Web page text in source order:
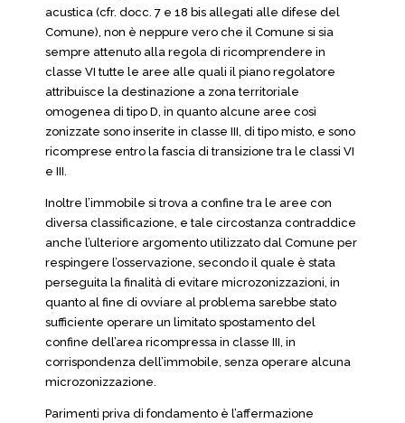
acustica (cfr. docc. 7 e 18 bis allegati alle difese del
Comune), non è neppure vero che il Comune si sia
sempre attenuto alla regola di ricomprendere in
classe VI tutte le aree alle quali il piano regolatore
attribuisce la destinazione a zona territoriale
omogenea di tipo D, in quanto alcune aree così
zonizzate sono inserite in classe III, di tipo misto, e sono
ricomprese entro la fascia di transizione tra le classi VI
e III.
Inoltre l’immobile si trova a confine tra le aree con
diversa classificazione, e tale circostanza contraddice
anche l’ulteriore argomento utilizzato dal Comune per
respingere l’osservazione, secondo il quale è stata
perseguita la finalità di evitare microzonizzazioni, in
quanto al fine di ovviare al problema sarebbe stato
sufficiente operare un limitato spostamento del
confine dell’area ricompressa in classe III, in
corrispondenza dell’immobile, senza operare alcuna
microzonizzazione.
Parimenti priva di fondamento è l’affermazione